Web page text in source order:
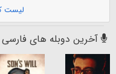
لیست
آخرین دوبله های فارسی